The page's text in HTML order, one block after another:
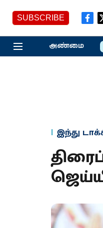
SUBSCRIBE
அண்மை
இந்து